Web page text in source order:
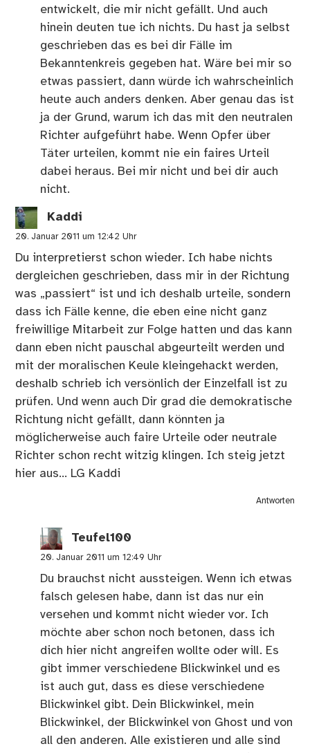
entwickelt, die mir nicht gefällt. Und auch
hinein deuten tue ich nichts. Du hast ja selbst
geschrieben das es bei dir Fälle im
Bekanntenkreis gegeben hat. Wäre bei mir so
etwas passiert, dann würde ich wahrscheinlich
heute auch anders denken. Aber genau das ist
ja der Grund, warum ich das mit den neutralen
Richter aufgeführt habe. Wenn Opfer über
Täter urteilen, kommt nie ein faires Urteil
dabei heraus. Bei mir nicht und bei dir auch
nicht.
Kaddi
20. Januar 2011 um 12:42 Uhr
Du interpretierst schon wieder. Ich habe nichts
dergleichen geschrieben, dass mir in der Richtung
was „passiert“ ist und ich deshalb urteile, sondern
dass ich Fälle kenne, die eben eine nicht ganz
freiwillige Mitarbeit zur Folge hatten und das kann
dann eben nicht pauschal abgeurteilt werden und
mit der moralischen Keule kleingehackt werden,
deshalb schrieb ich versönlich der Einzelfall ist zu
prüfen. Und wenn auch Dir grad die demokratische
Richtung nicht gefällt, dann könnten ja
möglicherweise auch faire Urteile oder neutrale
Richter schon recht witzig klingen. Ich steig jetzt
hier aus… LG Kaddi
Antworten
Teufel100
20. Januar 2011 um 12:49 Uhr
Du brauchst nicht aussteigen. Wenn ich etwas
falsch gelesen habe, dann ist das nur ein
versehen und kommt nicht wieder vor. Ich
möchte aber schon noch betonen, dass ich
dich hier nicht angreifen wollte oder will. Es
gibt immer verschiedene Blickwinkel und es
ist auch gut, dass es diese verschiedene
Blickwinkel gibt. Dein Blickwinkel, mein
Blickwinkel, der Blickwinkel von Ghost und von
all den anderen. Alle existieren und alle sind